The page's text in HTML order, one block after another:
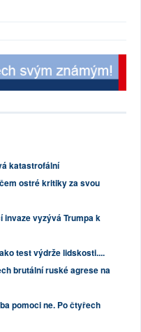
katastrofální
ostré kritiky za svou
vyzývá Trumpa k
test výdrže lidskosti....
brutální ruské agrese na
pomoci ne. Po čtyřech